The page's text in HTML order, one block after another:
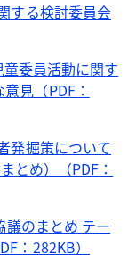
する検討委員会
委員活動に関す
見（PDF：
発掘策について
とめ）（PDF：
のまとめ テー
：282KB）